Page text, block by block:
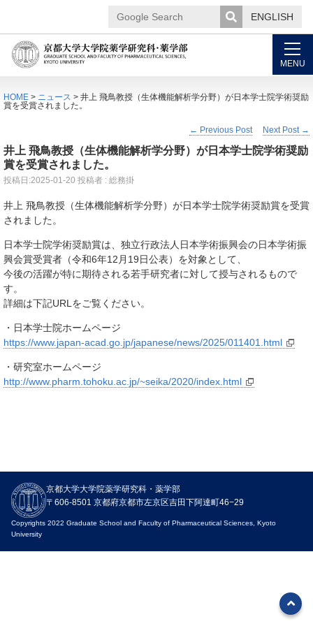
Google
ENGLISH
MENU
HOME > ニュース > 井上 飛鳥教授（生体機能解析学分野）が日本学士院学術奨励
賞を受賞されました。
← Previous Post Next Post →
井上 飛鳥教授（生体機能解析学分野）が日本学士院学術奨励
賞を受賞されました。
投稿日:2025-01-20 投稿者 : 総務掛
井上 飛鳥教授（生体機能解析学分野）が日本学士院学術奨励賞を受賞
されました。
日本学士院学術奨励賞は、独立行政法人日本学術振興会の日本学術振
興会賞受賞者（令和6年12月19日公表）を対象として、
今後の活躍が特に期待される若手研究者に対して授与されるもので
す。
詳細は下記URLをご覧ください。
・日本学士院ホームページ
https://www.japan-acad.go.jp/japanese/news/2025/011401.html
・研究室ホームページ
http://www.pharm.tohoku.ac.jp/~seika/2020/index.html
入試関連情報
イベント
京都大学大学院薬学研究科・薬学部
〒606-8501 京都府京都市左京区吉田下阿達町46−29
Copyrights 2022 Graduate School and Faculty of Pharmaceutical Sciences, Kyoto
University